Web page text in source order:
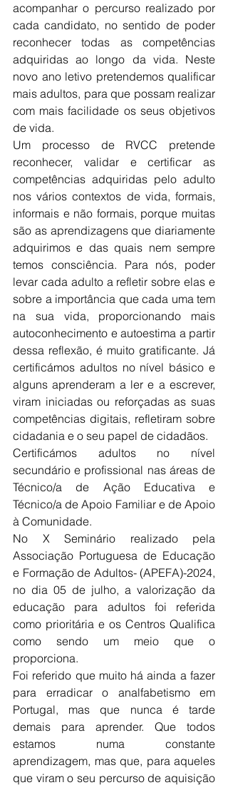
acompanhar o percurso realizado por
cada candidato, no sentido de poder
reconhecer todas as competências
adquiridas ao longo da vida. Neste
novo ano letivo pretendemos qualificar
mais adultos, para que possam realizar
com mais facilidade os seus objetivos
de vida.
Um processo de RVCC pretende
reconhecer, validar e certificar as
competências adquiridas pelo adulto
nos vários contextos de vida, formais,
informais e não formais, porque muitas
são as aprendizagens que diariamente
adquirimos e das quais nem sempre
temos consciência. Para nós, poder
levar cada adulto a refletir sobre elas e
sobre a importância que cada uma tem
na sua vida, proporcionando mais
autoconhecimento e autoestima a partir
dessa reflexão, é muito gratificante. Já
certificámos adultos no nível básico e
alguns aprenderam a ler e a escrever,
viram iniciadas ou reforçadas as suas
competências digitais, refletiram sobre
cidadania e o seu papel de cidadãos.
Certificámos adultos no nível
secundário e profissional nas áreas de
Técnico/a de Ação Educativa e
Técnico/a de Apoio Familiar e de Apoio
à Comunidade.
No X Seminário realizado pela
Associação Portuguesa de Educação
e Formação de Adultos- (APEFA)-2024,
no dia 05 de julho, a valorização da
educação para adultos foi referida
como prioritária e os Centros Qualifica
como sendo um meio que o
proporciona.
Foi referido que muito há ainda a fazer
para erradicar o analfabetismo em
Portugal, mas que nunca é tarde
demais para aprender. Que todos
estamos numa constante
aprendizagem, mas que, para aqueles
que viram o seu percurso de aquisição